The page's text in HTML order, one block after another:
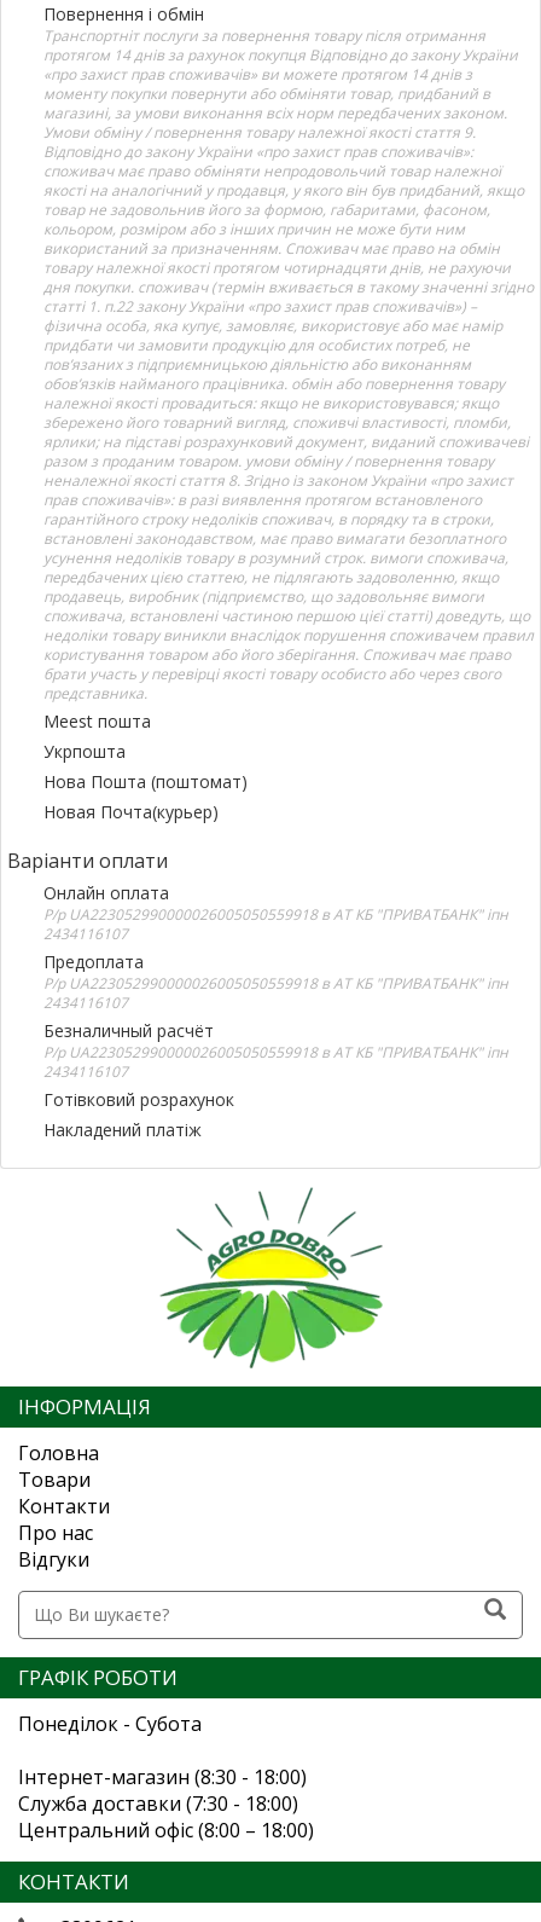
Повернення і обмін
Транспортніт послуги за повернення товару після отримання
протягом 14 днів за рахунок покупця Відповідно до закону України
«про захист прав споживачів» ви можете протягом 14 днів з
моменту покупки повернути або обміняти товар, придбаний в
магазині, за умови виконання всіх норм передбачених законом.
Умови обміну / повернення товару належної якості стаття 9.
Відповідно до закону України «про захист прав споживачів»:
споживач має право обміняти непродовольчий товар належної
якості на аналогічний у продавця, у якого він був придбаний, якщо
товар не задовольнив його за формою, габаритами, фасоном,
кольором, розміром або з інших причин не може бути ним
використаний за призначенням. Споживач має право на обмін
товару належної якості протягом чотирнадцяти днів, не рахуючи
дня покупки. споживач (термін вживається в такому значенні згідно
статті 1. п.22 закону України «про захист прав споживачів») –
фізична особа, яка купує, замовляє, використовує або має намір
придбати чи замовити продукцію для особистих потреб, не
пов’язаних з підприємницькою діяльністю або виконанням
обов’язків найманого працівника. обмін або повернення товару
належної якості провадиться: якщо не використовувався; якщо
збережено його товарний вигляд, споживчі властивості, пломби,
ярлики; на підставі розрахунковий документ, виданий споживачеві
разом з проданим товаром. умови обміну / повернення товару
неналежної якості стаття 8. Згідно із законом України «про захист
прав споживачів»: в разі виявлення протягом встановленого
гарантійного строку недоліків споживач, в порядку та в строки,
встановлені законодавством, має право вимагати безоплатного
усунення недоліків товару в розумний строк. вимоги споживача,
передбачених цією статтею, не підлягають задоволенню, якщо
продавець, виробник (підприємство, що задовольняє вимоги
споживача, встановлені частиною першою цієї статті) доведуть, що
недоліки товару виникли внаслідок порушення споживачем правил
користування товаром або його зберігання. Споживач має право
брати участь у перевірці якості товару особисто або через свого
представника.
Meest пошта
Укрпошта
Нова Пошта (поштомат)
Новая Почта(курьер)
Варіанти оплати
Онлайн оплата
Р/р UA223052990000026005050559918 в АТ КБ "ПРИВАТБАНК" іпн
2434116107
Предоплата
Р/р UA223052990000026005050559918 в АТ КБ "ПРИВАТБАНК" іпн
2434116107
Безналичный расчёт
Р/р UA223052990000026005050559918 в АТ КБ "ПРИВАТБАНК" іпн
2434116107
Готівковий розрахунок
Накладений платіж
ІНФОРМАЦІЯ
Головна
Товари
Контакти
Про нас
Відгуки
ГРАФІК РОБОТИ
Понеділок - Субота
Інтернет-магазин (8:30 - 18:00)
Служба доставки (7:30 - 18:00)
Центральний офіс (8:00 – 18:00)
КОНТАКТИ